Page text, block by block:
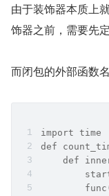
由于装饰器本质上
饰器之前，需要先
而闭包的外部函数
import time
def
def